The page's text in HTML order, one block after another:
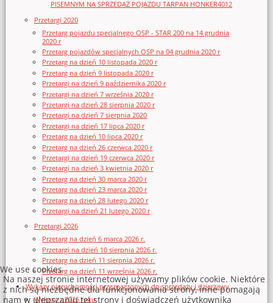
PISEMNYM NA SPRZEDAŻ POJAZDU TARPAN HONKER4012
Przetargi 2020
Przetarg pojazdu specjalnego OSP - STAR 200 na 14 grudnia
2020 r
Przetarg pojazdów specjalnych OSP na 04 grudnia 2020 r
Przetarg na dzień 10 listopada 2020 r
Przetarg na dzień 9 listopada 2020 r
Przetargi na dzień 9 października 2020 r
Przetargi na dzień 7 września 2020 r
Przetargi na dzień 28 sierpnia 2020 r
Przetargi na dzień 7 sierpnia 2020
Przetargi na dzień 17 lipca 2020 r
Przetarg na dzień 10 lipca 2020 r
Przetarg na dzień 26 czerwca 2020 r
Przetargi na dzień 19 czerwca 2020 r
Przetargi na dzień 3 kwietnia 2020 r
Przetarg na dzień 30 marca 2020 r
Przetarg na dzień 23 marca 2020 r
Przetarg na dzień 28 lutego 2020 r
Przetargi na dzień 21 lutego 2020 r
Przetargi 2026
Przetarg na dzień 6 marca 2026 r.
Przetargi na dzień 10 sierpnia 2026 r.
Przetarg na dzień 11 sierpnia 2026 r.
Przetarg na dzień 11 września 2026 r.
Wykazy nieruchomości przeznaczonych do sprzedaży i dzierżawy
Wykazy z 2026 roku
We use cookies
Na naszej stronie internetowej używamy plików cookie. Niektóre
z nich są niezbędne dla funkcjonowania strony, inne pomagają
nam w ulepszaniu tej strony i doświadczeń użytkownika